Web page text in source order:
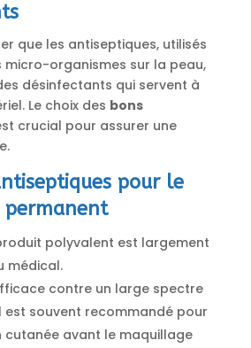
que les antiseptiques, utilisés
micro-organismes sur la peau,
désinfectants qui servent à
Le choix des bons
crucial pour assurer une
pour le
polyvalent est largement
médical.
contre un large spectre
est souvent recommandé pour
avant le maquillage